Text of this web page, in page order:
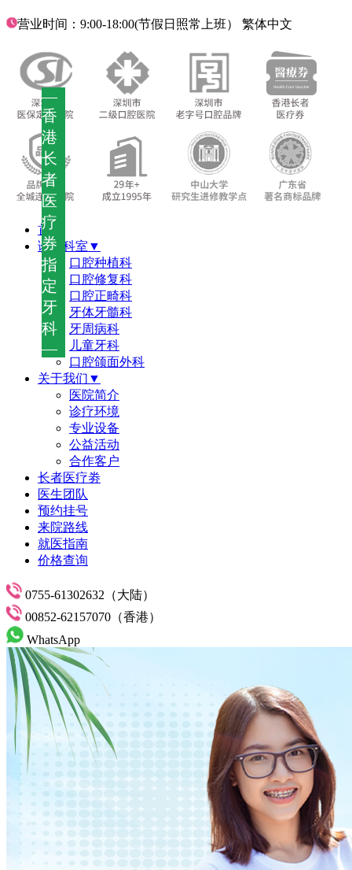
—
香
港
长
者
医
疗
券
指
定
牙
科
—
营业时间：9:00-18:00(节假日照常上班） 繁体中文
首页
诊疗科室▼
口腔种植科
口腔修复科
口腔正畸科
牙体牙髓科
牙周病科
儿童牙科
口腔颌面外科
关于我们▼
医院简介
诊疗环境
专业设备
公益活动
合作客户
长者医疗劵
医生团队
预约挂号
来院路线
就医指南
价格查询
0755-61302632（大陆）
00852-62157070（香港）
WhatsApp